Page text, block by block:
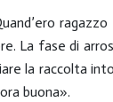
La fase di
la raccolta
buona».